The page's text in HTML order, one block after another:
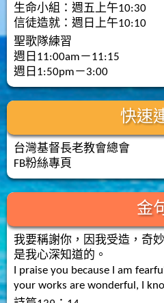
生命小組：週五上午10:30
信徒造就：週日上午10:10
聖歌隊練習
週日11:00am－11:15
週日1:50pm－3:00
快速
台灣基督長老教會總會
FB粉絲專頁
金
我要稱謝你，因我受造，奇
是我心深知道的。
I praise you because I am
your works are wonderful, I